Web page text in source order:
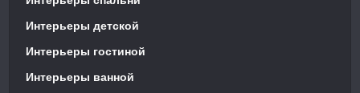
Интерьеры детской
Интерьеры гостиной
Интерьеры ванной